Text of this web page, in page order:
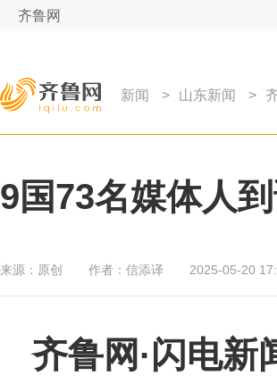
齐鲁网
新闻 > 山东新闻 >
9国73名媒体人
来源： 原创 作者： 信添译 2025-05-20
齐鲁网 ·闪电新